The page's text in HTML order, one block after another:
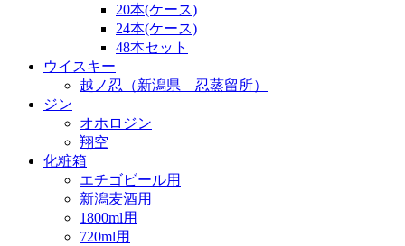
20本(ケース)
24本(ケース)
48本セット
ウイスキー
越ノ忍（新潟県 忍蒸留所）
ジン
オホロジン
翔空
化粧箱
エチゴビール用
新潟麦酒用
1800ml用
720ml用